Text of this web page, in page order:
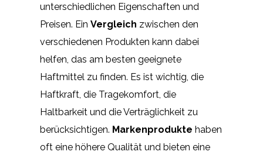
unterschiedlichen Eigenschaften und
Preisen. Ein Vergleich zwischen den
verschiedenen Produkten kann dabei
helfen, das am besten geeignete
Haftmittel zu finden. Es ist wichtig, die
Haftkraft, die Tragekomfort, die
Haltbarkeit und die Verträglichkeit zu
berücksichtigen. Markenprodukte haben
oft eine höhere Qualität und bieten eine